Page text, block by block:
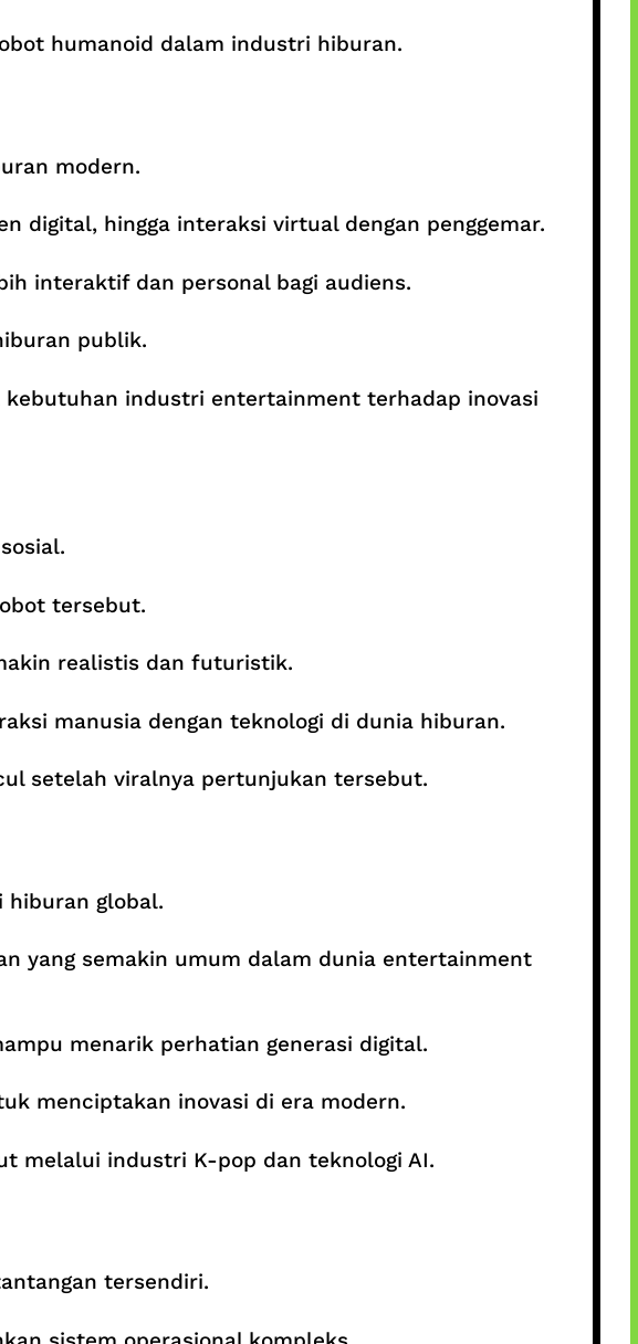
humanoid dalam industri hiburan.
modern.
digital, hingga interaksi virtual dengan penggemar.
interaktif dan personal bagi audiens.
publik.
industri entertainment terhadap inovasi
tersebut.
realistis dan futuristik.
manusia dengan teknologi di dunia hiburan.
setelah viralnya pertunjukan tersebut.
hiburan global.
yang semakin umum dalam dunia entertainment
menarik perhatian generasi digital.
menciptakan inovasi di era modern.
melalui industri K-pop dan teknologi AI.
tersendiri.